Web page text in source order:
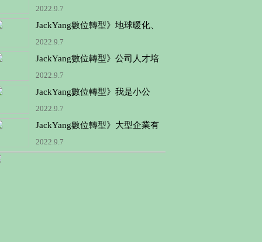
服務平台－雲市集工業館補助 20
萬協辦說明會
2022.9.7
JackYang數位轉型》地球暖化、
極端氣候、工業生產、節能減
碳、重視環保、企業碳盤、產品
2022.9.7
JackYang數位轉型》公司人才培
養不易，教育訓練花費時間長、
成本高，甚至更有學會後就離職
2022.9.7
JackYang數位轉型》我是小公
司，CSR/ESG的議題與我目前沒
有急迫性，以後再說？
2022.9.7
JackYang數位轉型》大型企業有
更多人才與資源可以投入變革以
提升ESG績效，但資源相對缺乏
2022.9.7